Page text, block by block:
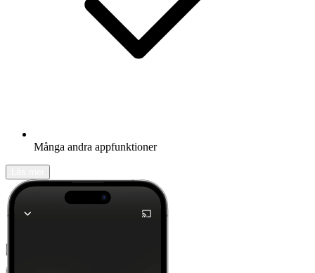
Många andra appfunktioner